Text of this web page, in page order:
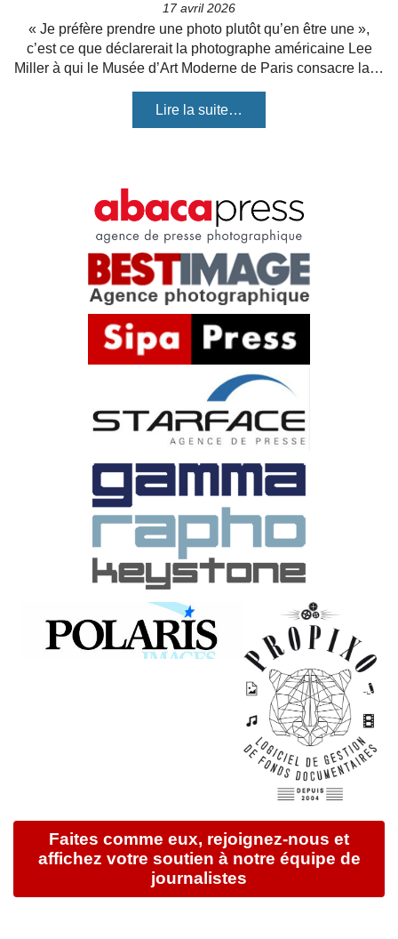
17 avril 2026
« Je préfère prendre une photo plutôt qu’en être une »,
c’est ce que déclarerait la photographe américaine Lee
Miller à qui le Musée d’Art Moderne de Paris consacre la…
Lire la suite…
Faites comme eux, rejoignez-nous et
affichez votre soutien à notre équipe de
journalistes